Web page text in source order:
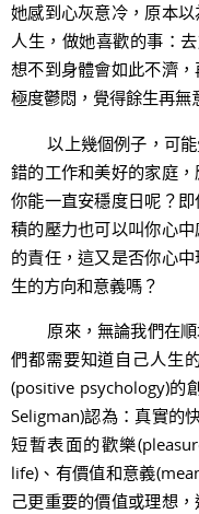
她感到心灰意冷，原本
人生，做她喜歡的事：
想不到身體會如此不濟
極度鬱悶，覺得餘生再無
以上幾個例子，可能
錯的工作和美好的家庭
你能一直安穩度日呢？
積的壓力也可以叫你心
的責任，這又是否你心
生的方向和意義嗎？
原來，無論我們在順
們都需要知道自己人生
(positive psychology)的
Seligman)認為：真實的
短暫表面的歡樂
life)、有價值和意義
己更重要的價值或理想